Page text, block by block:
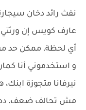
نفث رائد دخان
عارف كويس إن
أي لحظة، ممكن حد
و استخدموني أنا
نيرفانا متجوزة
مش تحالف ضعف،